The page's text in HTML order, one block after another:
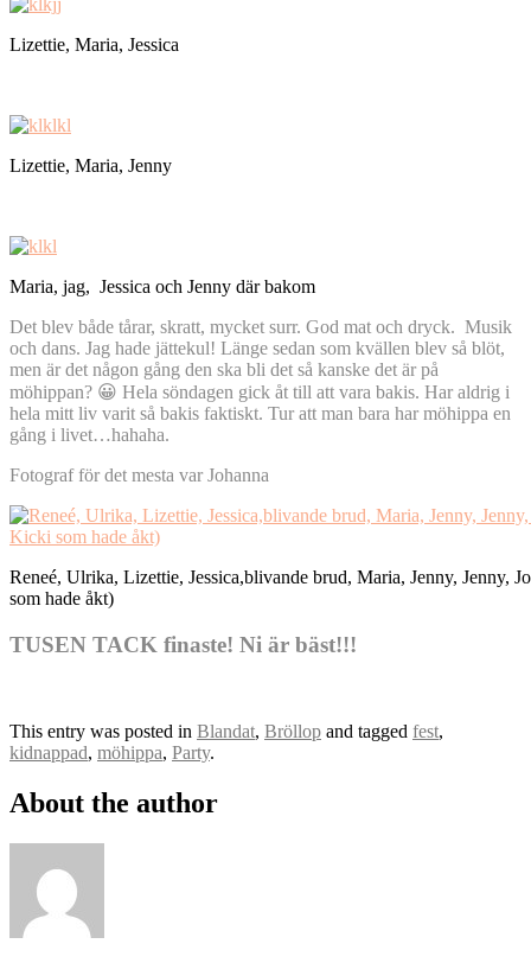
Lizettie, Maria, Jessica
Lizettie, Maria, Jenny
Maria, jag, Jessica och Jenny där bakom
Det blev både tårar, skratt, mycket surr. God mat och dryck. Musik
och dans. Jag hade jättekul! Länge sedan som kvällen blev så blöt,
men är det någon gång den ska bli det så kanske det är på
möhippan? 😀 Hela söndagen gick åt till att vara bakis. Har aldrig i
hela mitt liv varit så bakis faktiskt. Tur att man bara har möhippa en
gång i livet…hahaha.
Fotograf för det mesta var Johanna
Reneé, Ulrika, Lizettie, Jessica,blivande brud, Maria, Jenny, Jenny,
som hade åkt)
TUSEN TACK finaste! Ni är bäst!!!
This entry was posted in Blandat, Bröllop and tagged fest,
kidnappad, möhippa, Party.
About the author